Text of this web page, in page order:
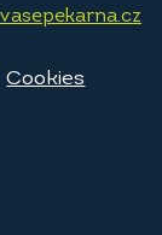
Cookies